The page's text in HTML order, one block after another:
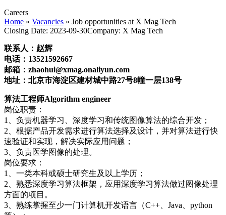
Careers
Home » Vacancies » Job opportunities at X Mag Tech
Closing Date: 2023-09-30Company: X Mag Tech
联系人：赵辉
电话：13521592667
邮箱：zhaohui@xmag.onaliyun.com
地址：北京市海淀区建材城中路27号8幢一层138号
算法工程师Algorithm engineer
岗位职责：
1、负责机器学习、深度学习和传统图像算法的综合开发；
2、根据产品开发需求进行算法选择及设计，并对算法进行快
速验证和实现，解决实际应用问题；
3、负责医学图像的处理。
岗位要求：
1、一类本科或硕士研究生及以上学历；
2、熟悉深度学习算法框架，应用深度学习算法做过图像处理
方面的项目。
3、熟练掌握至少一门计算机开发语言（C++、Java、python